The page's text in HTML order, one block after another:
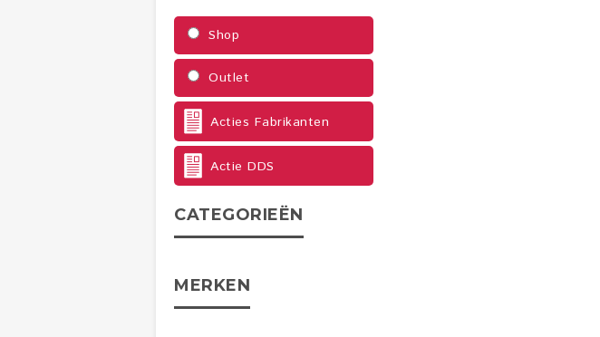
Shop
Outlet
Acties Fabrikanten
Actie DDS
CATEGORIEËN
MERKEN